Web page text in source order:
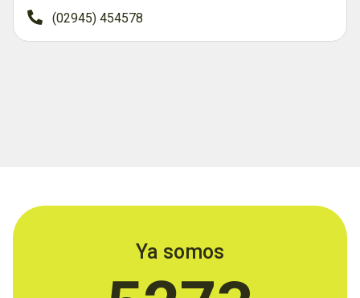
(02945) 454578
Ya somos